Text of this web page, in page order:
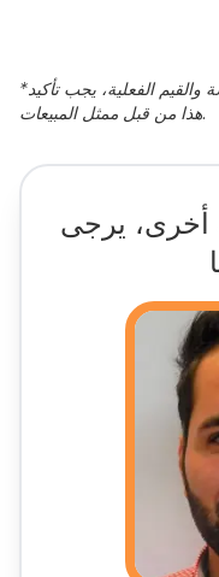
*والقيم الفعلية، يجب تأكيد
هذا من قبل ممثل المبيعات.
أخرى، يرجى